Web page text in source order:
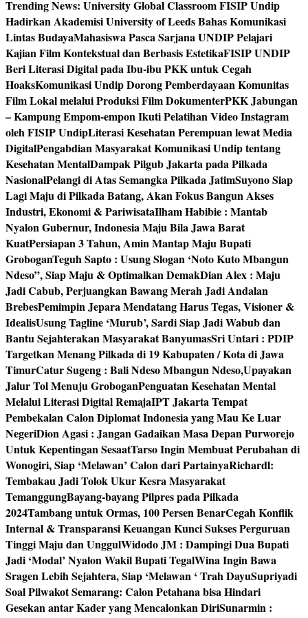
Trending News: University Global Classroom FISIP Undip
Hadirkan Akademisi University of Leeds Bahas Komunikasi
Lintas BudayaMahasiswa Pasca Sarjana UNDIP Pelajari
Kajian Film Kontekstual dan Berbasis EstetikaFISIP UNDIP
Beri Literasi Digital pada Ibu-ibu PKK untuk Cegah
HoaksKomunikasi Undip Dorong Pemberdayaan Komunitas
Film Lokal melalui Produksi Film DokumenterPKK Jabungan
– Kampung Empom-empon Ikuti Pelatihan Video Instagram
oleh FISIP UndipLiterasi Kesehatan Perempuan lewat Media
DigitalPengabdian Masyarakat Komunikasi Undip tentang
Kesehatan MentalDampak Pilgub Jakarta pada Pilkada
NasionalPelangi di Atas Semangka Pilkada JatimSuyono Siap
Lagi Maju di Pilkada Batang, Akan Fokus Bangun Akses
Industri, Ekonomi & PariwisataIlham Habibie : Mantab
Nyalon Gubernur, Indonesia Maju Bila Jawa Barat
KuatPersiapan 3 Tahun, Amin Mantap Maju Bupati
GroboganTeguh Sapto : Usung Slogan ‘Noto Kuto Mbangun
Ndeso”, Siap Maju & Optimalkan DemakDian Alex : Maju
Jadi Cabub, Perjuangkan Bawang Merah Jadi Andalan
BrebesPemimpin Jepara Mendatang Harus Tegas, Visioner &
IdealisUsung Tagline ‘Murub’, Sardi Siap Jadi Wabub dan
Bantu Sejahterakan Masyarakat BanyumasSri Untari : PDIP
Targetkan Menang Pilkada di 19 Kabupaten / Kota di Jawa
TimurCatur Sugeng : Bali Ndeso Mbangun Ndeso,Upayakan
Jalur Tol Menuju GroboganPenguatan Kesehatan Mental
Melalui Literasi Digital RemajaIPT Jakarta Tempat
Pembekalan Calon Diplomat Indonesia yang Mau Ke Luar
NegeriDion Agasi : Jangan Gadaikan Masa Depan Purworejo
Untuk Kepentingan SesaatTarso Ingin Membuat Perubahan di
Wonogiri, Siap ‘Melawan’ Calon dari PartainyaRichardl:
Tembakau Jadi Tolok Ukur Kesra Masyarakat
TemanggungBayang-bayang Pilpres pada Pilkada
2024Tambang untuk Ormas, 100 Persen BenarCegah Konflik
Internal & Transparansi Keuangan Kunci Sukses Perguruan
Tinggi Maju dan UnggulWidodo JM : Dampingi Dua Bupati
Jadi ‘Modal’ Nyalon Wakil Bupati TegalWina Ingin Bawa
Sragen Lebih Sejahtera, Siap ‘Melawan ‘ Trah DayuSupriyadi
Soal Pilwakot Semarang: Calon Petahana bisa Hindari
Gesekan antar Kader yang Mencalonkan DiriSunarmin :